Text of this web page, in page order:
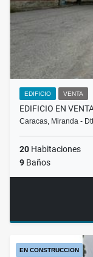
EDIFICIO VENTA
EDIFICIO EN
Caracas, Miranda -
20 Habitaciones
9 Baños
EN CONSTRUCCION